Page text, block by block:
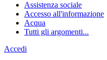
Assistenza sociale
Accesso all'informazione
Acqua
Tutti gli argomenti...
Accedi